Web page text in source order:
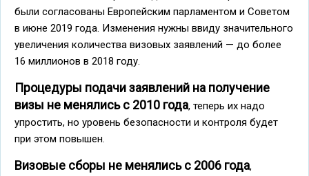
были согласованы Европейским парламентом и Советом
в июне 2019 года. Изменения нужны ввиду значительного
увеличения количества визовых заявлений — до более
16 миллионов в 2018 году.
Процедуры подачи заявлений на получение
визы не менялись с 2010 года, теперь их надо
упростить, но уровень безопасности и контроля будет
при этом повышен.
Визовые сборы не менялись с 2006 года,